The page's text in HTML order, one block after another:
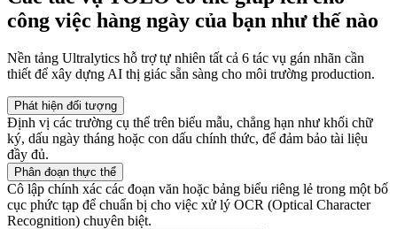
công việc hàng ngày của bạn như thế nào
Nền tảng Ultralytics hỗ trợ tự nhiên tất cả 6 tác vụ gán nhãn cần
thiết để xây dựng AI thị giác sẵn sàng cho môi trường production.
Phát hiện đối tượng
Định vị các trường cụ thể trên biểu mẫu, chẳng hạn như khối chữ
ký, dấu ngày tháng hoặc con dấu chính thức, để đảm bảo tài liệu
đầy đủ.
Phân đoạn thực thể
Cô lập chính xác các đoạn văn hoặc bảng biểu riêng lẻ trong một bố
cục phức tạp để chuẩn bị cho việc xử lý OCR (Optical Character
Recognition) chuyên biệt.